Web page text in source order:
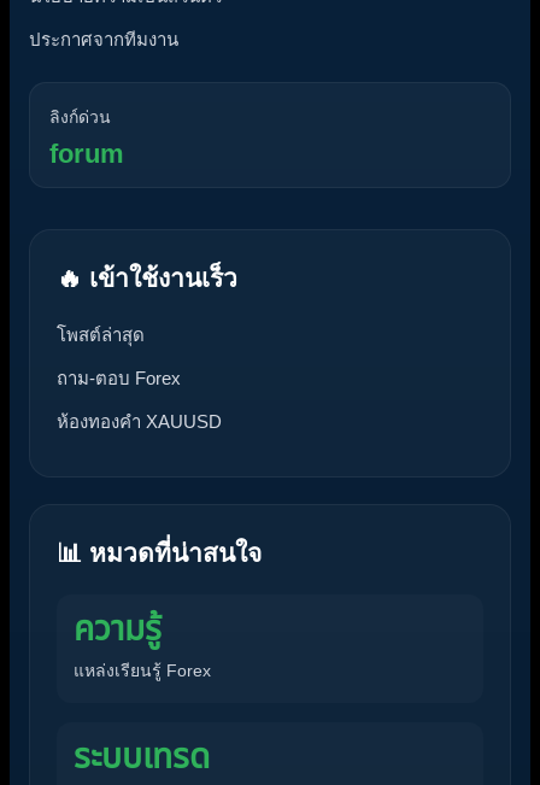
ประกาศจากทีมงาน
ลิงก์ด่วน
forum
🔥 เข้าใช้งานเร็ว
โพสต์ล่าสุด
ถาม-ตอบ Forex
ห้องทองคำ XAUUSD
📊 หมวดที่น่าสนใจ
ความรู้
แหล่งเรียนรู้ Forex
ระบบเทรด